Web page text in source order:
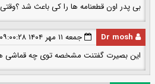
بی پدر اون قطعنامه ها را کی باعث شد
جمعه ۱۱ مهر ۱۴۰۴ ۰۹:۰۰:۲۸
این بصیرت گفتنت مشخصه توی چه